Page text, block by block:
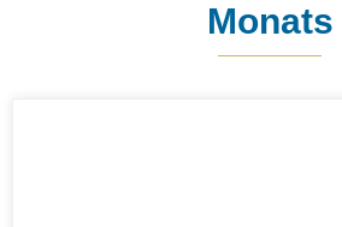
Monats